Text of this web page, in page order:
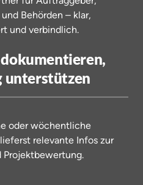
und Behörden –
und verbindlich.
unterstützen
oder
lieferst relevante Infos
zur
Projektbewertung.